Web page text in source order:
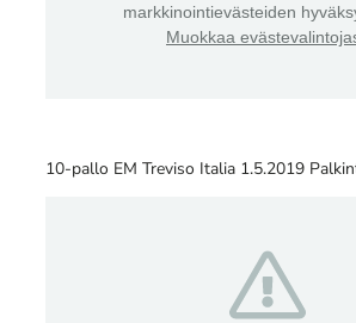
markkinointievästeiden
Muokkaa
10-pallo EM Treviso Italia 1.5.2019